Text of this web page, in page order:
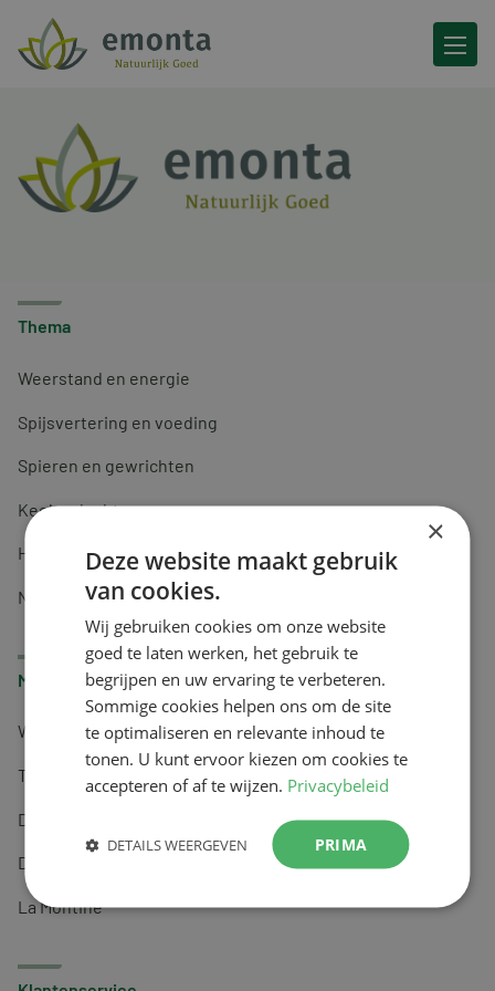
Ga naar de inhoud
Thema
Weerstand en energie
Spijsvertering en voeding
Spieren en gewrichten
Keel en luchtwegen
Huidverzorging
Nachtrust
Merken
Wapiti
Tai-Ginseng
Dermagíq
Draisma
La Montine
×
Deze website maakt gebruik
van cookies.
Wij gebruiken cookies om onze website
goed te laten werken, het gebruik te
begrijpen en uw ervaring te verbeteren.
Sommige cookies helpen ons om de site
te optimaliseren en relevante inhoud te
tonen. U kunt ervoor kiezen om cookies te
accepteren of af te wijzen. Privacybeleid
PRIMA
DETAILS WEERGEVEN